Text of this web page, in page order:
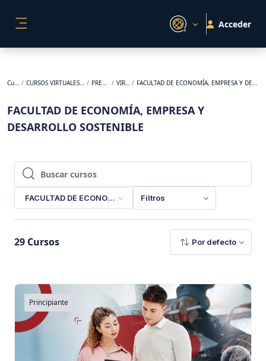
Acceder
Cursos CURSOS VIRTUALES ORIGINALES PREGRADO VIRTUAL FACULTAD DE ECONOMÍA, EMPRESA Y DESARROLLO SOSTENIBLE
FACULTAD DE ECONOMÍA, EMPRESA Y
DESARROLLO SOSTENIBLE
Buscar cursos
Buscar cursos
FACULTAD DE ECONOMÍA, EMPRESA Y DESARROLLO
Filtros
29 Cursos Por defecto
Principiante